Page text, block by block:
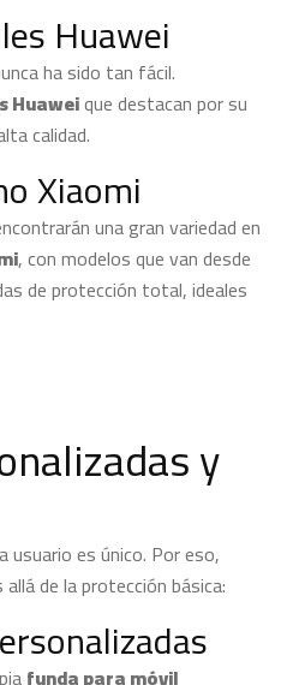
Huawei
ha sido tan fácil.
Huaweique destacan por su
calidad.
Xiaomi
una gran variedad en
, con modelos que van desde
de protección total, ideales
y
usuario es único. Por eso,
de la protección básica:
funda para móvil